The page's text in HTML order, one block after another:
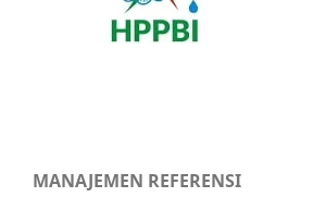
MANAJEMEN REFERENSI